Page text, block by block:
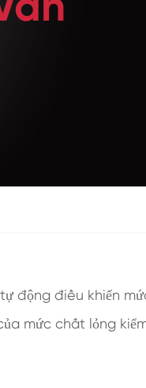
động điều khiển
mức chất lỏng